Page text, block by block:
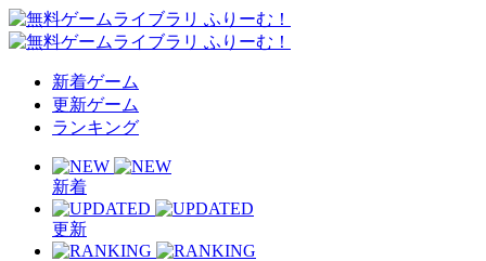
新着ゲーム
更新ゲーム
ランキング
新着
更新